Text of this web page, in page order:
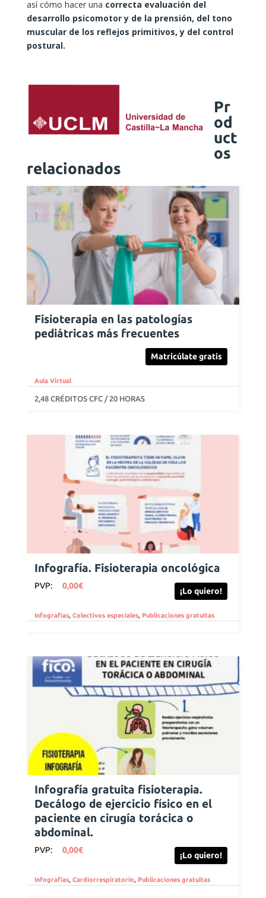
así cómo hacer una correcta evaluación del
desarrollo psicomotor y de la prensión, del tono
muscular de los reflejos primitivos, y del control
postural.
Pr
od
uct
os
relacionados
Fisioterapia en las patologías
pediátricas más frecuentes
Matricúlate gratis
Aula Virtual
2,48 CRÉDITOS CFC / 20 HORAS
Infografía. Fisioterapia oncológica
PVP: 0,00€
¡Lo quiero!
Infografías, Colectivos especiales, Publicaciones gratuitas
Infografía gratuita fisioterapia.
Decálogo de ejercicio físico en el
paciente en cirugía torácica o
abdominal.
PVP: 0,00€
¡Lo quiero!
Infografías, Cardiorrespiratorio, Publicaciones gratuitas